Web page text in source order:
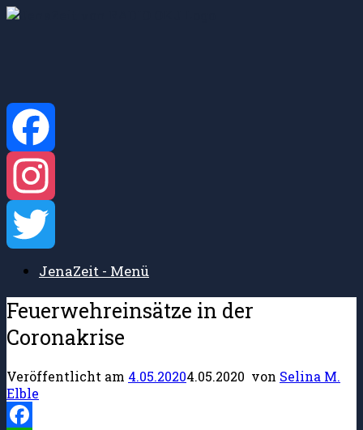
Zum
Facebook
Instagram
TwitterJenaZeit - Menü
Feuerwehreinsätze in der
Coronakrise
Veröffentlicht am 4.05.20204.05.2020 von Selina M.
Elble